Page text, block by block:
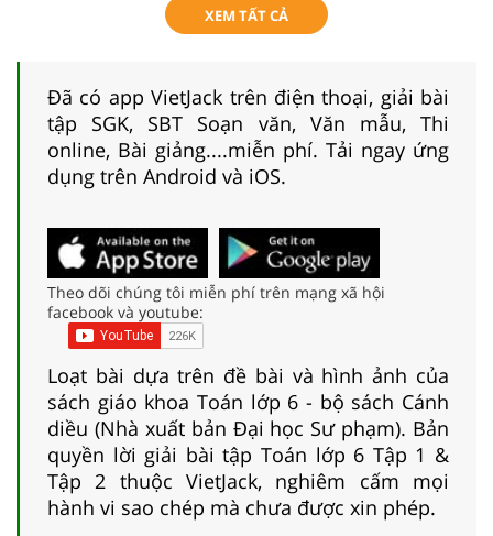
XEM TẤT CẢ
Đã có app VietJack trên điện thoại, giải bài
tập SGK, SBT Soạn văn, Văn mẫu, Thi
online, Bài giảng....miễn phí. Tải ngay ứng
dụng trên Android và iOS.
Theo dõi chúng tôi miễn phí trên mạng xã hội
facebook và youtube:
Loạt bài dựa trên đề bài và hình ảnh của
sách giáo khoa Toán lớp 6 - bộ sách Cánh
diều (Nhà xuất bản Đại học Sư phạm). Bản
quyền lời giải bài tập Toán lớp 6 Tập 1 &
Tập 2 thuộc VietJack, nghiêm cấm mọi
hành vi sao chép mà chưa được xin phép.